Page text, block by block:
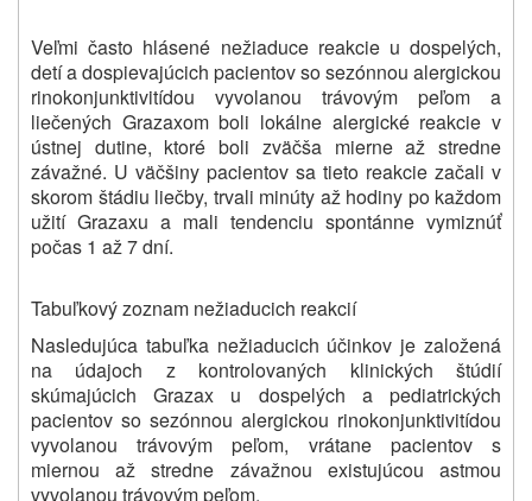
Veľmi často hlásené nežiaduce reakcie u dospelých,
detí a dospievajúcich pacientov so sezónnou alergickou
rinokonjunktivitídou vyvolanou trávovým peľom a
liečených Grazaxom boli lokálne alergické reakcie v
ústnej dutine, ktoré boli zväčša mierne až stredne
závažné. U väčšiny pacientov sa tieto reakcie začali v
skorom štádiu liečby, trvali minúty až hodiny po každom
užití Grazaxu a mali tendenciu spontánne vymiznúť
počas 1 až 7 dní.
Tabuľkový zoznam nežiaducich reakcií
Nasledujúca tabuľka nežiaducich účinkov je založená
na údajoch z kontrolovaných klinických štúdií
skúmajúcich Grazax u dospelých a pediatrických
pacientov so sezónnou alergickou rinokonjunktivitídou
vyvolanou trávovým peľom, vrátane pacientov s
miernou až stredne závažnou existujúcou astmou
vyvolanou trávovým peľom.